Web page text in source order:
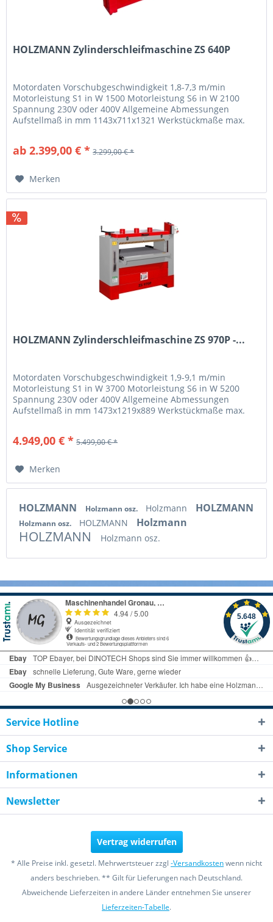
HOLZMANN Zylinderschleifmaschine ZS 640P
Motordaten Vorschubgeschwindigkeit 1,8-7,3 m/min
Motorleistung S1 in W 1500 Motorleistung S6 in W 2100
Spannung 230V oder 400V Allgemeine Abmessungen
Aufstellmaß in mm 1143x711x1321 Werkstückmaße max.
ab 2.399,00 € * 3.299,00 € *
Merken
HOLZMANN Zylinderschleifmaschine ZS 970P -...
Motordaten Vorschubgeschwindigkeit 1,9-9,1 m/min
Motorleistung S1 in W 3700 Motorleistung S6 in W 5200
Spannung 230V oder 400V Allgemeine Abmessungen
Aufstellmaß in mm 1473x1219x889 Werkstückmaße max.
4.949,00 € * 5.499,00 € *
Merken
HOLZMANN Holzmann osz. Holzmann HOLZMANN
Holzmann osz. HOLZMANN Holzmann
HOLZMANN Holzmann osz.
Service Hotline
Shop Service
Informationen
Newsletter
Vertrag widerrufen
* Alle Preise inkl. gesetzl. Mehrwertsteuer zzgl -Versandkostenwenn nicht
anders beschrieben. ** Gilt für Lieferungen nach Deutschland.
Abweichende Lieferzeiten in andere Länder entnehmen Sie unserer
Lieferzeiten-Tabelle.